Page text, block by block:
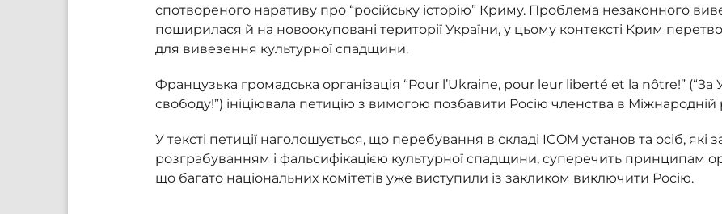
спотвореного наративу про “російську історію” Криму. Проблема незаконного
поширилася й на новоокуповані території України, у цьому контексті Крим
для вивезення культурної спадщини.
Французька громадська організація “Pour l’Ukraine, pour leur liberté et la nôtre!” (“За
свободу!”) ініціювала петицію з вимогою позбавити Росію членства в Міжнародній
У тексті петиції наголошується, що перебування в складі ICOM установ та осіб,
розграбуванням і фальсифікацією культурної спадщини, суперечить принципам
що багато національних комітетів уже виступили із закликом виключити Росію.